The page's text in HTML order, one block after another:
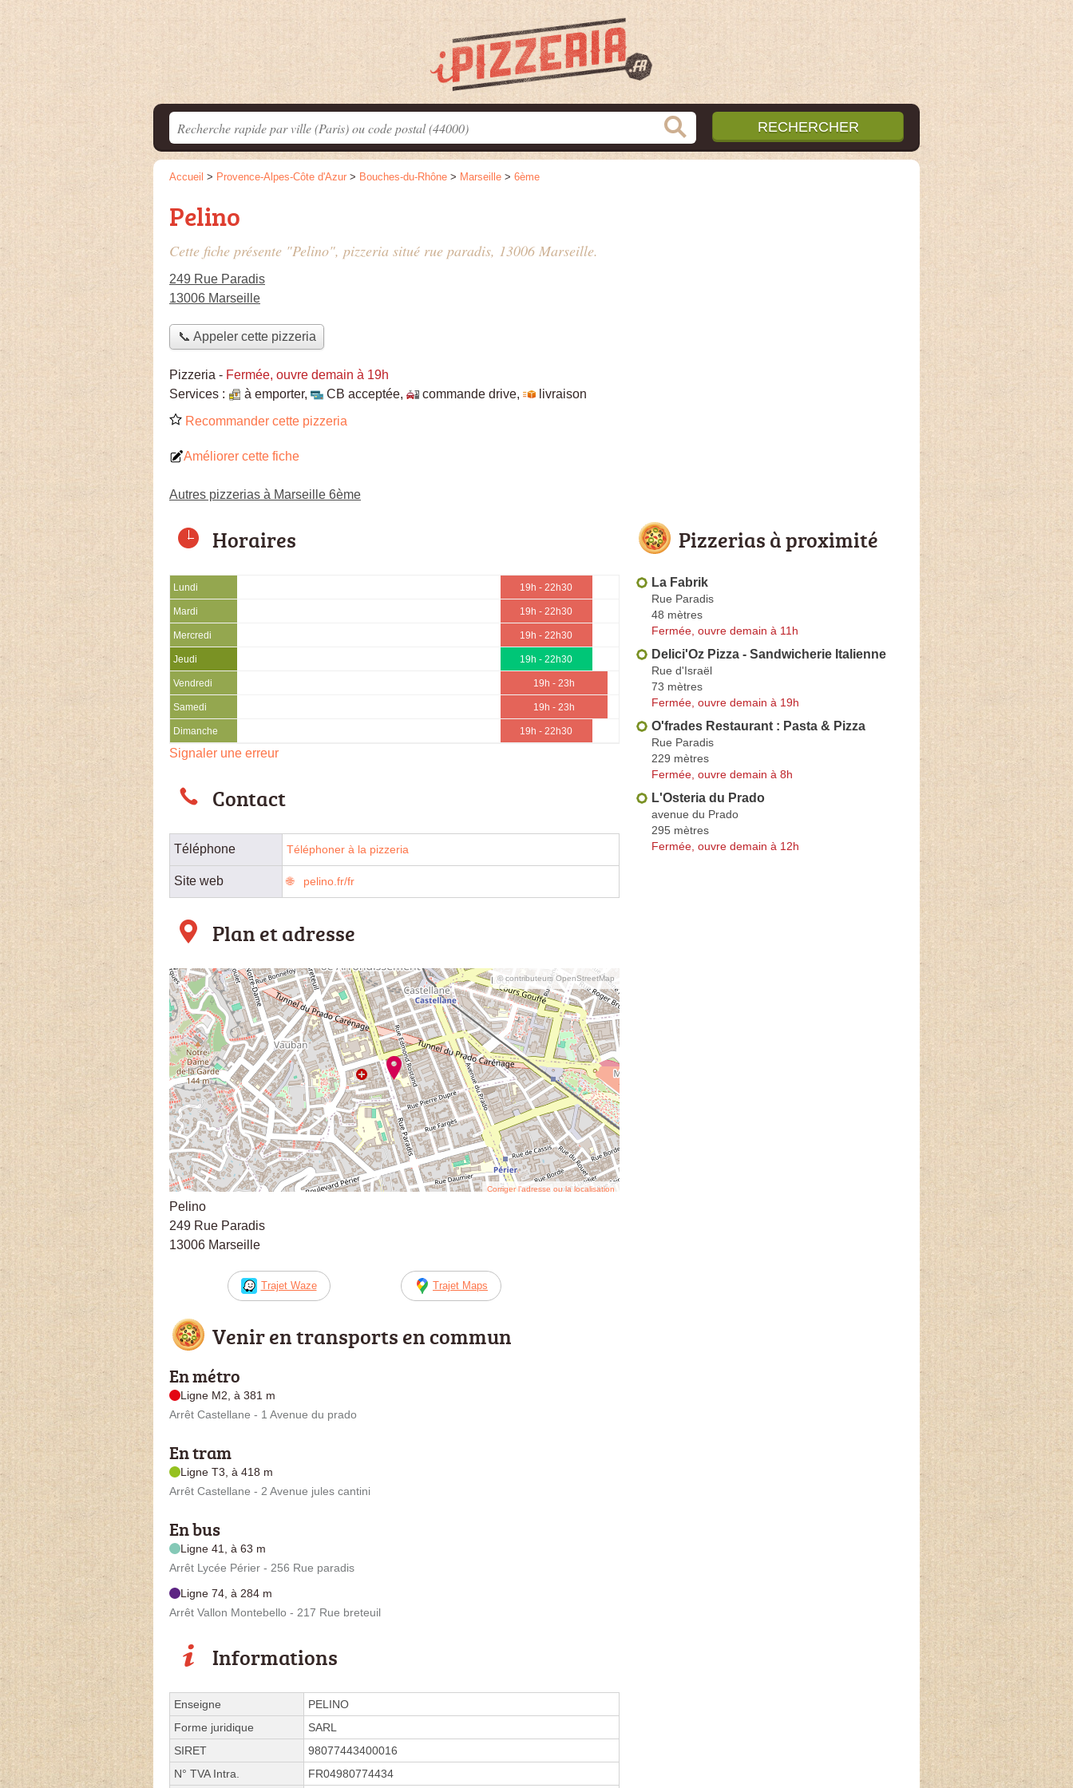
Accueil > Provence-Alpes-Côte d'Azur > Bouches-du-Rhône > Marseille > 6ème
Pelino
Cette fiche présente "Pelino", pizzeria situé rue paradis, 13006 Marseille.
249 Rue Paradis
13006 Marseille
📞 Appeler cette pizzeria
Pizzeria - Fermée, ouvre demain à 19h
Services :
à emporter, CB acceptée, commande drive,
livraison
Recommander cette pizzeria
Améliorer cette fiche
Autres pizzerias à Marseille 6ème
Horaires
Lundi 19h - 22h30
Mardi 19h - 22h30
Mercredi 19h - 22h30
Jeudi 19h - 22h30
Vendredi 19h - 23h
Samedi 19h - 23h
Dimanche 19h - 22h30
Signaler une erreur
Contact
Téléphone Téléphoner à la pizzeria
Site web pelino.fr/fr
Plan et adresse
© contributeurs OpenStreetMap
Corriger l’adresse ou la localisation
Pelino
249 Rue Paradis
13006 Marseille
Trajet Waze Trajet Maps
Venir en transports en commun
En métro
Ligne M2, à 381 m
Arrêt Castellane - 1 Avenue du prado
En tram
Ligne T3, à 418 m
Arrêt Castellane - 2 Avenue jules cantini
En bus
Ligne 41, à 63 m
Arrêt Lycée Périer - 256 Rue paradis
Ligne 74, à 284 m
Arrêt Vallon Montebello - 217 Rue breteuil
Informations
Enseigne
PELINO
Forme juridique
SARL
SIRET
98077443400016
N° TVA Intra.
FR04980774434
Pizzerias à proximité
La Fabrik
Rue Paradis
48 mètres
Fermée, ouvre demain à 11h
Delici'Oz Pizza - Sandwicherie Italienne
Rue d'Israël
73 mètres
Fermée, ouvre demain à 19h
O'frades Restaurant : Pasta & Pizza
Rue Paradis
229 mètres
Fermée, ouvre demain à 8h
L'Osteria du Prado
avenue du Prado
295 mètres
Fermée, ouvre demain à 12h